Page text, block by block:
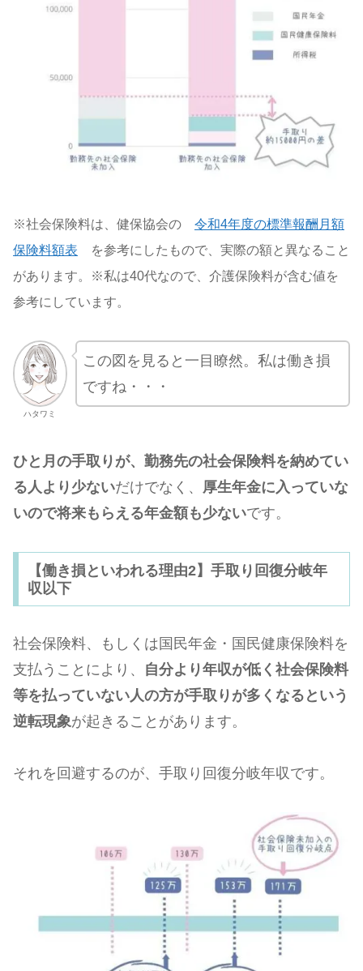
※社会保険料は、健保協会の 令和4年度の標準報酬月額
保険料額表 を参考にしたもので、実際の額と異なること
があります。※私は40代なので、介護保険料が含む値を
参考にしています。
ハタワミ
この図を見ると一目瞭然。私は働き損
ですね・・・
ひと月の手取りが、勤務先の社会保険料を納めてい
る人より少ないだけでなく、 厚生年金に入っていな
いので将来もらえる年金額も少ないです。
【働き損といわれる理由2】手取り回復分岐年
収以下
社会保険料、もしくは国民年金・国民健康保険料を
支払うことにより、 自分より年収が低く社会保険料
等を払っていない人の方が手取りが多くなるという
逆転現象が起きることがあります。
それを回避するのが、手取り回復分岐年収です。